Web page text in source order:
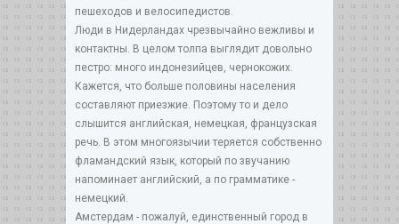
пешеходов и велосипедистов.
Люди в Нидерландах чрезвычайно вежливы и
контактны. В целом толпа выглядит довольно
пестро: много индонезийцев, чернокожих.
Кажется, что больше половины населения
составляют приезжие. Поэтому то и дело
слышится английская, немецкая, французская
речь. В этом многоязычии теряется собственно
фламандский язык, который по звучанию
напоминает английский, а по грамматике -
немецкий.
Амстердам - пожалуй, единственный город в